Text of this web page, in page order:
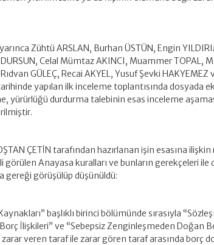
Zühtü ARSLAN, Burhan ÜSTÜN, Engin
Celal Mümtaz AKINCI, Muammer TOPAL,
GÜLEÇ, Recai AKYEL, Yusuf Şevki HAKYEMEZ
yapılan ilk inceleme toplantısında dosyada
yürürlüğü durdurma talebinin esas inceleme
ÇETİN tarafından hazırlanan işin esasına ilişkin
Anayasa kuralları ve bunların gerekçeleri ile
gereği görüşülüp düşünüldü:
başlıklı birinci bölümünde sırasıyla
İlişkileri” ve “Sebepsiz Zenginleşmeden Doğan
veren taraf ile zarar gören taraf arasında borç